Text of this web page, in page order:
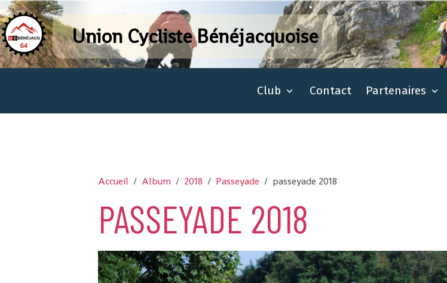
Union Cycliste Bénéjacquoise
Club Contact Partenaires
Accueil Album 2018 Passeyade passeyade 2018
PASSEYADE 2018